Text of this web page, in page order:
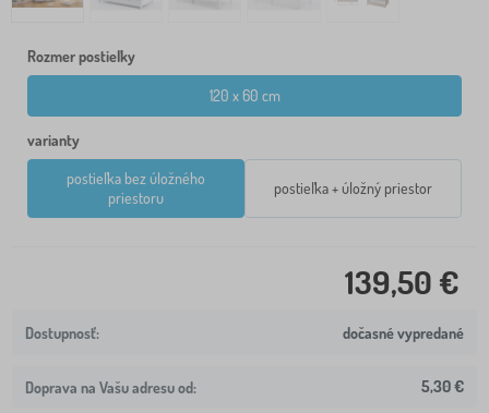
Rozmer postieľky
120 x 60 cm
varianty
postieľka bez úložného
priestoru
postieľka + úložný priestor
139,50 €
dočasné vypredané
Doprava na Vašu adresu od: 5,30 €